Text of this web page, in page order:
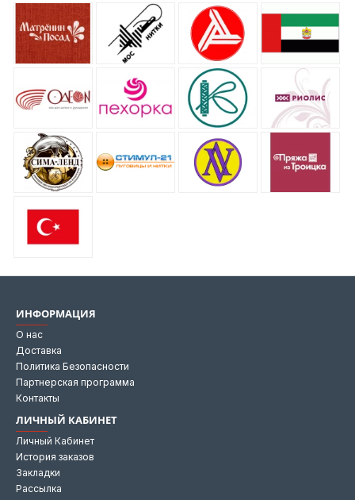
ИНФОРМАЦИЯ
О нас
Доставка
Политика Безопасности
Партнерская программа
Контакты
ЛИЧНЫЙ КАБИНЕТ
Личный Кабинет
История заказов
Закладки
Рассылка